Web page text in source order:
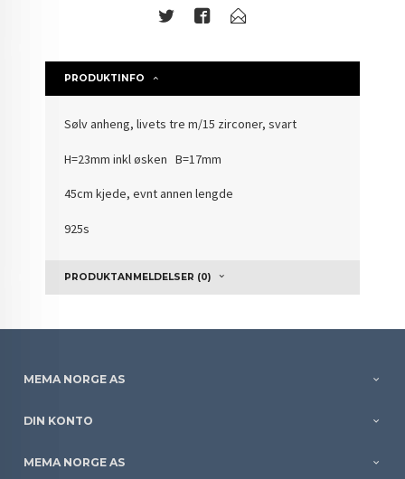
PRODUKTINFO
Sølv anheng, livets tre m/15 zirconer, svart
H=23mm inkl øsken B=17mm
45cm kjede, evnt annen lengde
925s
PRODUKTANMELDELSER (0)
MEMA NORGE AS
DIN KONTO
MEMA NORGE AS